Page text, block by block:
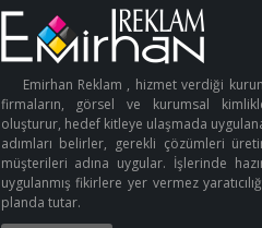
Emirhan Reklam , hizmet verdiği
firmaların, görsel ve kurumsal
oluşturur, hedef kitleye ulaşmada
adımları belirler, gerekli çözümleri
müşterileri adına uygular. İşlerinde
uygulanmış fikirlere yer vermez
planda tutar.